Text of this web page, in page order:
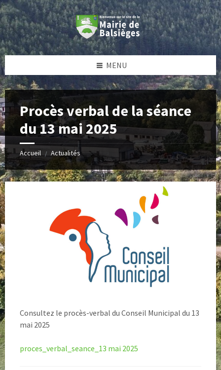
Skip
to
content
Skip
to
left
sidebar
Skip
to
right
sidebar
Skip
to
footer
MENU
Procès verbal de la séance
du 13 mai 2025
Accueil / Actualités
Consultez le procès-verbal du Conseil Municipal du 13
mai 2025
proces_verbal_seance_13 mai 2025